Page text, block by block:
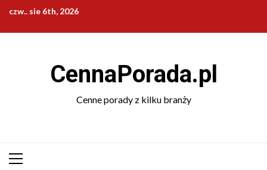
treści
czw.. sie 6th, 2026
CennaPorada.pl
Cenne porady z kilku branży
Menu